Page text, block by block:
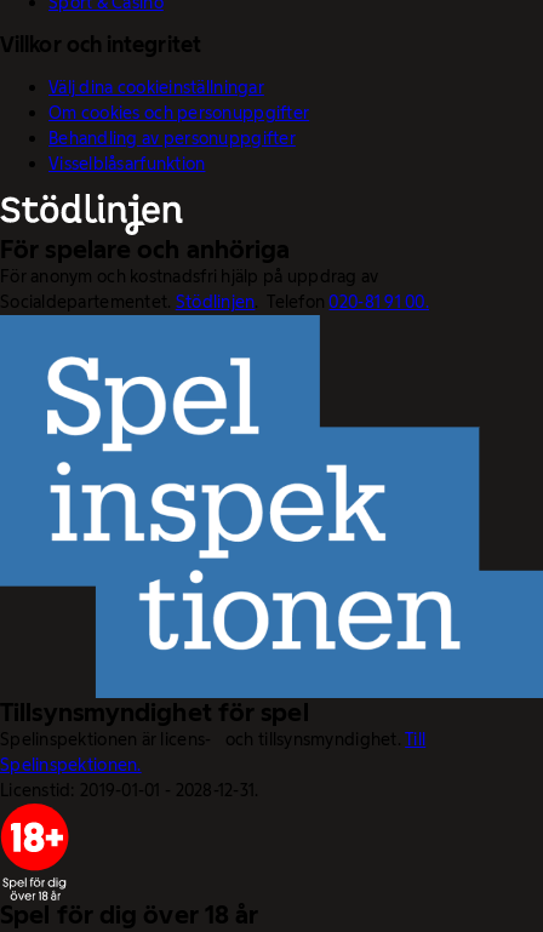
Villkor och integritet
Välj dina cookieinställningar
Om cookies och personuppgifter
Behandling av personuppgifter
Visselblåsarfunktion
För spelare och anhöriga
För anonym och kostnadsfri hjälp på uppdrag av
Socialdepartementet. Stödlinjen . Telefon020-81 91 00.
Tillsynsmyndighet för spel
Spelinspektionen är licens- och tillsynsmyndighet.Till
Spelinspektionen.
Licenstid: 2019-01-01 - 2028-12-31.
Spel för dig över 18 år